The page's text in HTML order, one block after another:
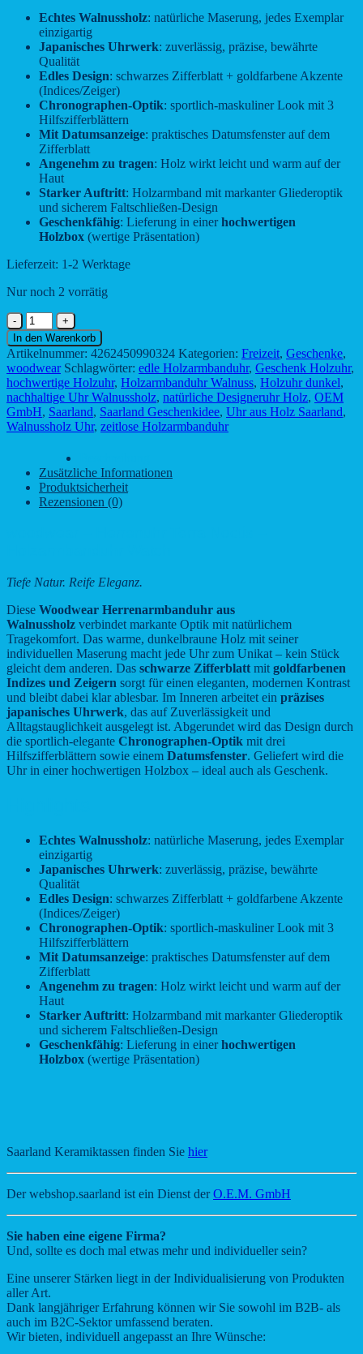
Echtes Walnussholz: natürliche Maserung, jedes Exemplar
einzigartig
Japanisches Uhrwerk: zuverlässig, präzise, bewährte
Qualität
Edles Design: schwarzes Zifferblatt + goldfarbene Akzente
(Indices/Zeiger)
Chronographen-Optik: sportlich-maskuliner Look mit 3
Hilfszifferblättern
Mit Datumsanzeige: praktisches Datumsfenster auf dem
Zifferblatt
Angenehm zu tragen: Holz wirkt leicht und warm auf der
Haut
Starker Auftritt: Holzarmband mit markanter Gliederoptik
und sicherem Faltschließen-Design
Geschenkfähig: Lieferung in einerhochwertigen
Holzbox (wertige Präsentation)
Lieferzeit: 1-2 Werktage
Nur noch 2 vorrätig
woodwear
-
Herrenuhr
Terra
Noctis
-
Holzarmbanduhr
Watch
Menge
In den Warenkorb
Artikelnummer: 4262450990324 Kategorien: Freizeit, Geschenke,
woodwear Schlagwörter: edle Holzarmbanduhr, Geschenk Holzuhr,
hochwertige Holzuhr, Holzarmbanduhr Walnuss, Holzuhr dunkel,
nachhaltige Uhr Walnussholz, natürliche Designeruhr Holz, OEM
GmbH, Saarland, Saarland Geschenkidee, Uhr aus Holz Saarland,
Walnussholz Uhr, zeitlose Holzarmbanduhr
Zusätzliche Informationen
Produktsicherheit
Rezensionen (0)
Tiefe Natur. Reife Eleganz.
Diese Woodwear Herrenarmbanduhr aus
Walnussholz verbindet markante Optik mit natürlichem
Tragekomfort. Das warme, dunkelbraune Holz mit seiner
individuellen Maserung macht jede Uhr zum Unikat – kein Stück
gleicht dem anderen. Das schwarze Zifferblatt mit goldfarbenen
Indizes und Zeigern sorgt für einen eleganten, modernen Kontrast
und bleibt dabei klar ablesbar. Im Inneren arbeitet ein präzises
japanisches Uhrwerk, das auf Zuverlässigkeit und
Alltagstauglichkeit ausgelegt ist. Abgerundet wird das Design durch
die sportlich-elegante Chronographen-Optik mit drei
Hilfszifferblättern sowie einem Datumsfenster. Geliefert wird die
Uhr in einer hochwertigen Holzbox – ideal auch als Geschenk.
Echtes Walnussholz: natürliche Maserung, jedes Exemplar
einzigartig
Japanisches Uhrwerk: zuverlässig, präzise, bewährte
Qualität
Edles Design: schwarzes Zifferblatt + goldfarbene Akzente
(Indices/Zeiger)
Chronographen-Optik: sportlich-maskuliner Look mit 3
Hilfszifferblättern
Mit Datumsanzeige: praktisches Datumsfenster auf dem
Zifferblatt
Angenehm zu tragen: Holz wirkt leicht und warm auf der
Haut
Starker Auftritt: Holzarmband mit markanter Gliederoptik
und sicherem Faltschließen-Design
Geschenkfähig: Lieferung in einerhochwertigen
Holzbox (wertige Präsentation)
Saarland Keramiktassen finden Sie hier
Der webshop.saarland ist ein Dienst derO.E.M. GmbH
Sie haben eine eigene Firma?
Und, sollte es doch mal etwas mehr und individueller sein?
Eine unserer Stärken liegt in der Individualisierung von Produkten
aller Art.
Dank langjähriger Erfahrung können wir Sie sowohl im B2B- als
auch im B2C-Sektor umfassend beraten.
Wir bieten, individuell angepasst an Ihre Wünsche: